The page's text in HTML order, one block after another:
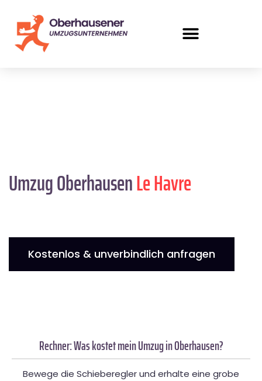
Umzug OberhausenLe Havre
Kostenlos & unverbindlich anfragen
Rechner: Was kostet mein Umzug in Oberhausen?
Bewege die Schieberegler und erhalte eine grobe